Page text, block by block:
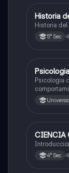
Ciencias
Historia
Historia del
5° Sec
Ciencias
Psicologia
Ciencias
CIENCIA
4° Sec